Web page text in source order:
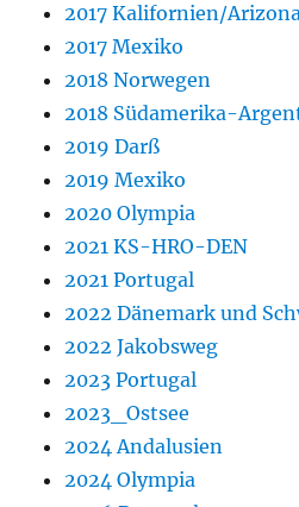
2017 Kalifornien/
2017 Mexiko
2018 Norwegen
2018 Südamerika-
2019 Darß
2019 Mexiko
2020 Olympia
2021 KS-HRO-DEN
2021 Portugal
2022 Dänemark und
2022 Jakobsweg
2023 Portugal
2023_Ostsee
2024 Andalusien
2024 Olympia